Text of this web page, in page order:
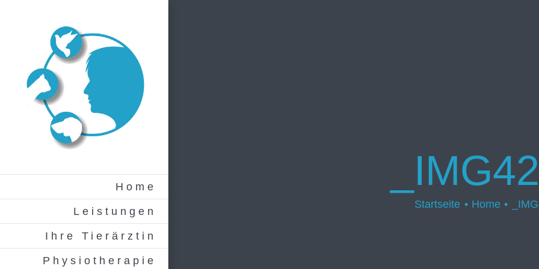
Home
Leistungen
Ihre Tierärztin
Physiotherapie
Startseite Home